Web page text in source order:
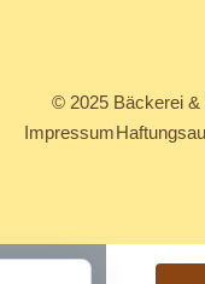
© 2025 Bäckerei &
Impressum